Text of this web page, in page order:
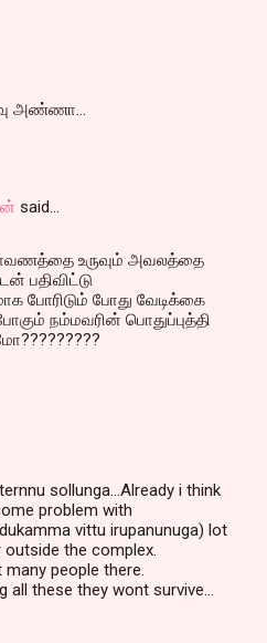
அண்ணா...
said…
உருவும் அவலத்தை
பதிவிட்டு
போரிடும் போது வேடிக்கை
நம்மவரின் பொதுப்புத்தி
sollunga...Already i think
problem with
vittu irupanunuga) lot
the complex.
people there.
all these they wont survive...